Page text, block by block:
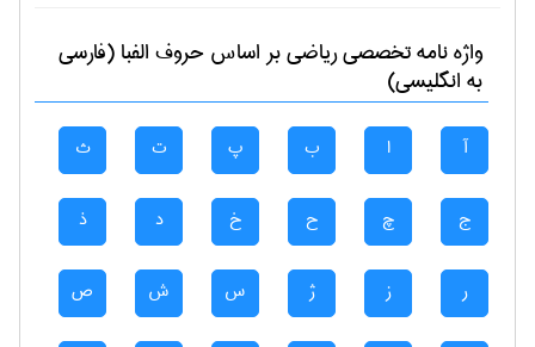
واژه نامه تخصصیرياضیبر اساس حروف الفبا (فارسی
به انگلیسی)
آ ا ب پ ت ث
ج چ ح خ د ذ
ر ز ژ س ش ص